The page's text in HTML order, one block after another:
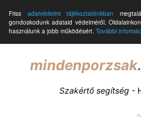
Friss adatvédelmi tájékoztatónkban
gondoskodunk adataid védelméről.
használunk a jobb működésért. További
mindenporzsak
Szakértő segítség -